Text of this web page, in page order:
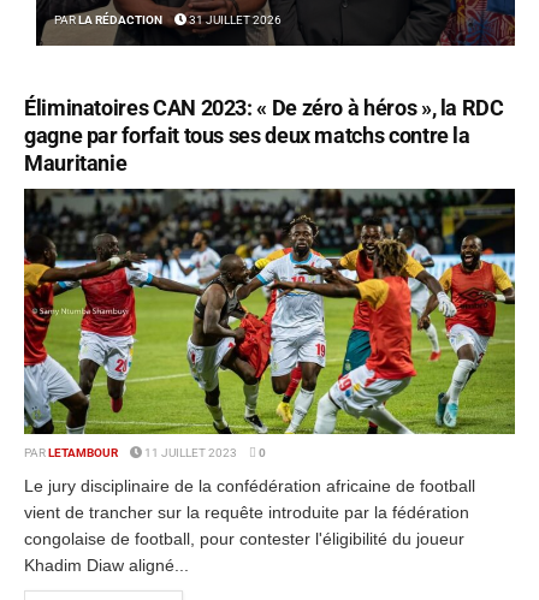
PAR LA RÉDACTION 31 JUILLET 2026
Éliminatoires CAN 2023: « De zéro à héros », la RDC
gagne par forfait tous ses deux matchs contre la
Mauritanie
PAR LETAMBOUR 11 JUILLET 2023 0
Le jury disciplinaire de la confédération africaine de football
vient de trancher sur la requête introduite par la fédération
congolaise de football, pour contester l'éligibilité du joueur
Khadim Diaw aligné...